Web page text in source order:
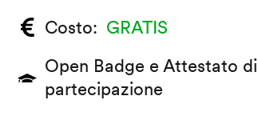
Costo
GRATIS
Open Badge e Attestato di
partecipazione